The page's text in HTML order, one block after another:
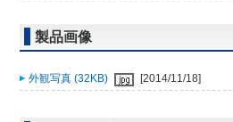
製品画像
外観写真 (32KB) [2014/11/18]